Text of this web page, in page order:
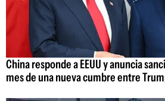
China responde a EEUU y anuncia
mes de una nueva cumbre entre